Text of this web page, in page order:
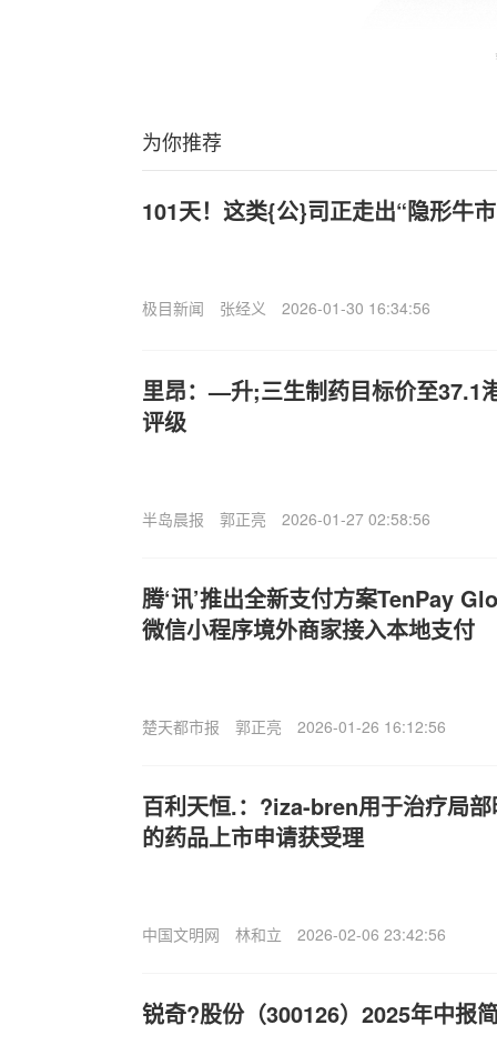
为你推荐
101天！这类{公}司正走出“隐形牛
极目新闻 张经义 2026-01-30 16:34:56
里昂：—升;三生制药目标价至37.1
评级
半岛晨报 郭正亮 2026-01-27 02:58:56
腾‘讯’推出全新支付方案TenPay
微信小程序境外商家接入本地支付
楚天都市报 郭正亮 2026-01-26 16:12:56
百利天恒.：?iza-bren用于治疗局
的药品上市申请获受理
中国文明网 林和立 2026-02-06 23:42:56
锐奇?股份（300126）2025年中报